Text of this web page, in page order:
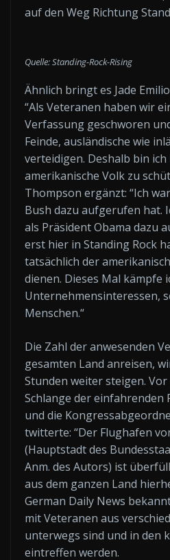
auf den Weg Richtung
Quelle: Standing-Rock-Rising
Ähnlich bringt es Jade
“Als Veteranen haben wir
Verfassung geschworen
Feinde, ausländische wie
verteidigen. Deshalb bin ich
amerikanische Volk zu
Thompson ergänzt: “Ich
Bush dazu aufgerufen hat.
als Präsident Obama dazu
erst hier in Standing Rock
tatsächlich der
dienen. Dieses Mal kämpfe
Unternehmensinteressen,
Menschen.“
Die Zahl der anwesenden
gesamten Land anreisen,
Stunden weiter steigen.
Schlange der einfahrenden
und die
twitterte: “Der Flughafen
(Hauptstadt des
Anm. des Autors) ist
aus dem ganzen Land
German Daily News
mit Veteranen aus
unterwegs sind und in den
eintreffen werden.